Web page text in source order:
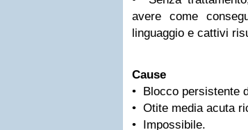
avere come
linguaggio e cattivi
Cause
• Blocco persistente
• Otite media acuta
• Impossibile.